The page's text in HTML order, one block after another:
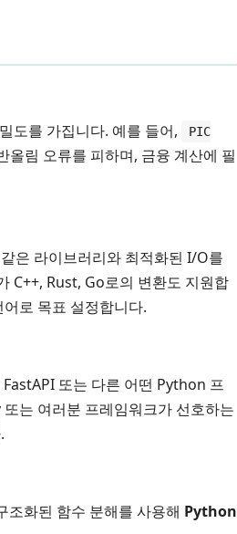
도를 가집니다. 예를 들어,
PIC
림 오류를 피하며, 금융 계산에 필
은 라이브러리와 최적화된 I/O를
C++, Rust, Go로의 변환도 지원합
로 목표 설정합니다.
또는 다른 어떤 Python 프
는 여러분 프레임워크가 선호하는
조화된 함수 분해를 사용해 Python